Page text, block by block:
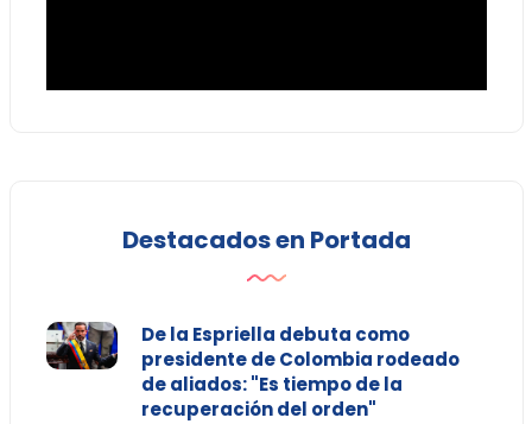
Destacados en Portada
De la Espriella debuta como
presidente de Colombia rodeado
de aliados: "Es tiempo de la
recuperación del orden"